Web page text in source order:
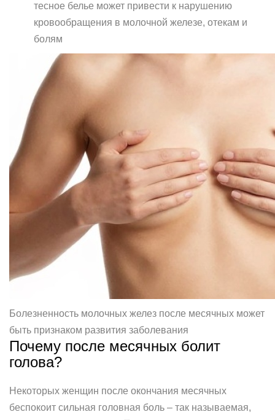
тесное белье может привести к нарушению
кровообращения в молочной железе, отекам и
болям
Болезненность молочных желез после месячных может
быть признаком развития заболевания
Почему после месячных болит
голова?
Некоторых женщин после окончания месячных
беспокоит сильная головная боль – так называемая,